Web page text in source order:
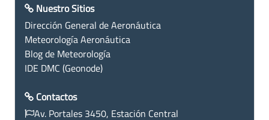
Nuestro Sitios
Dirección General de Aeronáutica
Meteorología Aeronáutica
Blog de Meteorología
IDE DMC (Geonode)
Contactos
Av. Portales 3450, Estación Central